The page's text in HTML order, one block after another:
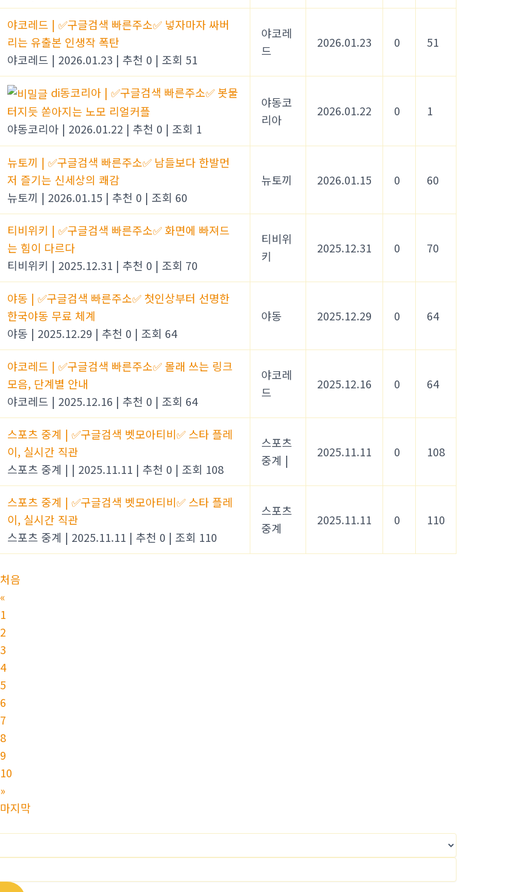
야코레드 | ✅구글검색 빠른주소✅ 넣자마자 싸버
리는 유출본 인생작 폭탄
야코레드 | 2026.01.23 | 추천 0 | 조회 51
야코레
드
2026.01.23 0 51
di동코리아 | ✅구글검색 빠른주소✅ 봇물
터지듯 쏟아지는 노모 리얼커플
야동코리아 | 2026.01.22 | 추천 0 | 조회 1
야동코
리아
2026.01.22 0 1
뉴토끼 | ✅구글검색 빠른주소✅ 남들보다 한발먼
저 즐기는 신세상의 쾌감
뉴토끼 | 2026.01.15 | 추천 0 | 조회 60
뉴토끼 2026.01.15 0 60
티비위키 | ✅구글검색 빠른주소✅ 화면에 빠져드
는 힘이 다르다
티비위키 | 2025.12.31 | 추천 0 | 조회 70
티비위
키
2025.12.31 0 70
야동 | ✅구글검색 빠른주소✅ 첫인상부터 선명한
한국야동 무료 체계
야동 | 2025.12.29 | 추천 0 | 조회 64
야동 2025.12.29 0 64
야코레드 | ✅구글검색 빠른주소✅ 몰래 쓰는 링크
모음, 단계별 안내
야코레드 | 2025.12.16 | 추천 0 | 조회 64
야코레
드
2025.12.16 0 64
스포츠 중계 | ✅구글검색 벳모아티비✅ 스타 플레
이, 실시간 직관
스포츠 중계 | | 2025.11.11 | 추천 0 | 조회 108
스포츠
중계 |
2025.11.11 0 108
스포츠 중계 | ✅구글검색 벳모아티비✅ 스타 플레
이, 실시간 직관
스포츠 중계 | 2025.11.11 | 추천 0 | 조회 110
스포츠
중계
2025.11.11 0 110
처음
«
1
2
3
4
5
6
7
8
9
10
»
마지막